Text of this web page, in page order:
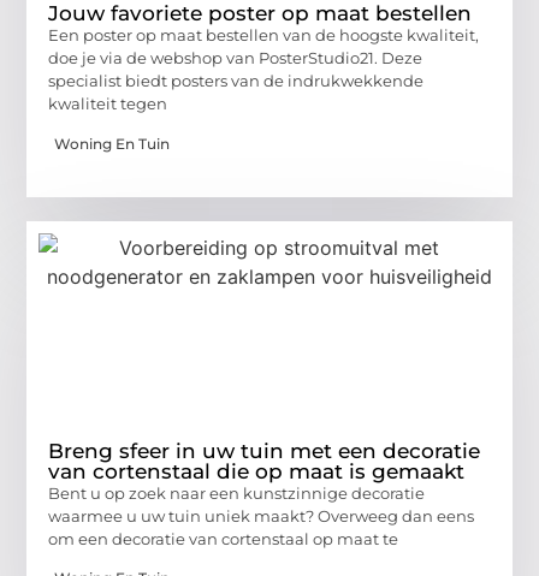
Jouw favoriete poster op maat bestellen
Een poster op maat bestellen van de hoogste kwaliteit,
doe je via de webshop van PosterStudio21. Deze
specialist biedt posters van de indrukwekkende
kwaliteit tegen
Woning En Tuin
Breng sfeer in uw tuin met een decoratie
van cortenstaal die op maat is gemaakt
Bent u op zoek naar een kunstzinnige decoratie
waarmee u uw tuin uniek maakt? Overweeg dan eens
om een decoratie van cortenstaal op maat te